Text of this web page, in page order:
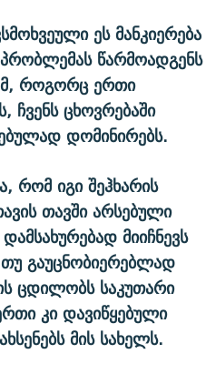
ეს მანკიერება
წარმოადგენს
როგორც ერთი
ჩვენს ცხოვრებაში
დომინირებს.
რომ იგი შეჰხარის
თავში არსებული
მიიჩნევს
გაუცნობიერებლად
ცდილობს საკუთარი
კი დავიწყებული
მის სახელს.